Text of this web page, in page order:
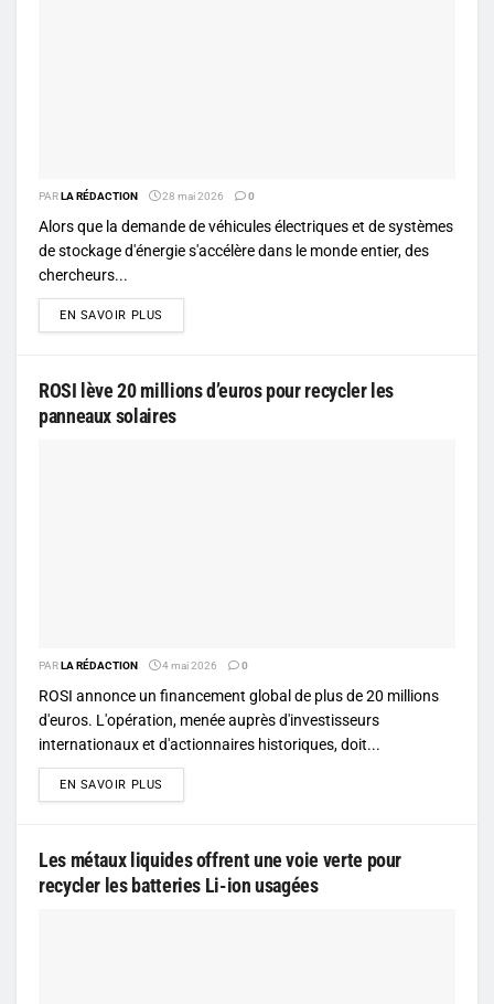
PARLA RÉDACTION 28 mai 2026 0
Alors que la demande de véhicules électriques et de systèmes
de stockage d'énergie s'accélère dans le monde entier, des
chercheurs...
EN SAVOIR PLUS
ROSI lève 20 millions d’euros pour recycler les
panneaux solaires
PARLA RÉDACTION 4 mai 2026 0
ROSI annonce un financement global de plus de 20 millions
d'euros. L'opération, menée auprès d'investisseurs
internationaux et d'actionnaires historiques, doit...
EN SAVOIR PLUS
Les métaux liquides offrent une voie verte pour
recycler les batteries Li-ion usagées